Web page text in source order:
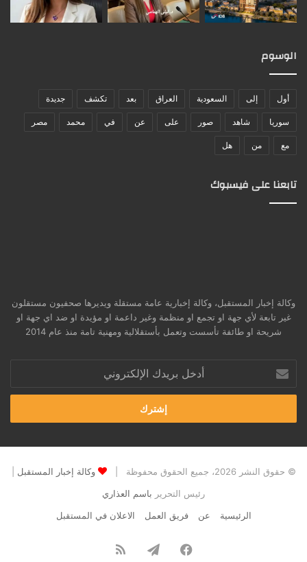
الوسوم
أول إلى السعودية العراق بعد تكشف جديدة
سوريا شاهد صور على عن في محمد مصر
مع من هل
تابعنا على فيسبوك
وكالة إخبار المستقبل، وكالة إخبارية عامة مستقلة ويديرها صحفيون مستقلون
غير تابعة لأي جهة او تجمع او منظمة وغير داعمة او مؤيدة او ضد اي جهة او
شريحة او طائفة تأسست وتعمل بأستقلالية ومهنية تامة منذ عام 2014
بريدك
الإلكتروني
© حقوق النشر 2026، جميع الحقوق محفوظة | وكالة إخبار المستقبل
رئيس التحرير باسم العذاري
الرئيسية
عن فريق العمل الاعلان في المستقبل
فيسبوكتيلقرامملخص